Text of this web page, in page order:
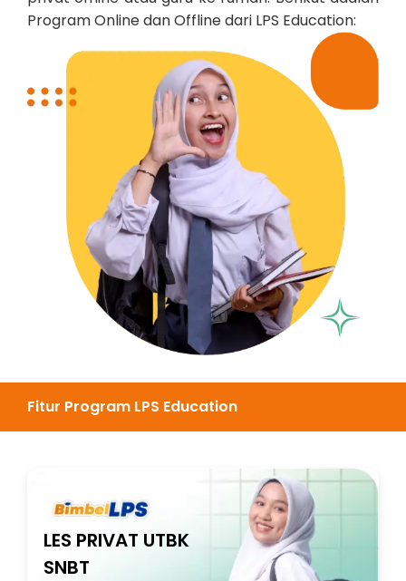
Program Online dan Offline dari LPS Education:
Fitur Program LPS Education
LES PRIVAT UTBK
SNBT